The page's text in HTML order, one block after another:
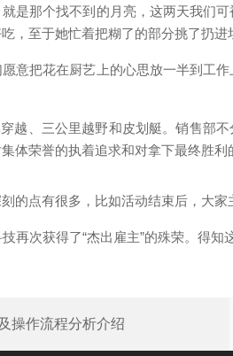
是那个找不到的月亮，这两天我们
，至于她忙着把糊了的部分挑了扔
意把花在厨艺上的心思放一半到工
越、三公里越野和皮划艇。销售部
体荣誉的执着追求和对拿下最终胜利
的点有很多，比如活动结束后，大
再次获得了“杰出雇主”的殊荣。得
操作流程分析介绍